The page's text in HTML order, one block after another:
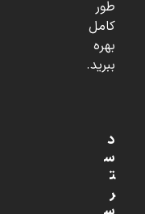
طور
کامل
بهره
ببرید.
د
س
ت
ر